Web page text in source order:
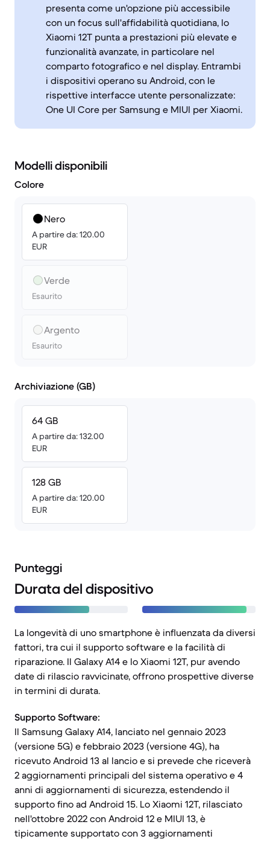
presenta come un'opzione più accessibile
con un focus sull'affidabilità quotidiana, lo
Xiaomi 12T punta a prestazioni più elevate e
funzionalità avanzate, in particolare nel
comparto fotografico e nel display. Entrambi
i dispositivi operano su Android, con le
rispettive interfacce utente personalizzate:
One UI Core per Samsung e MIUI per Xiaomi.
Modelli disponibili
Colore
Nero
A partire da: 120.00
EUR
Verde
Esaurito
Argento
Esaurito
Archiviazione (GB)
64 GB
A partire da: 132.00
EUR
128 GB
A partire da: 120.00
EUR
Punteggi
Durata del dispositivo
La longevità di uno smartphone è influenzata da diversi
fattori, tra cui il supporto software e la facilità di
riparazione. Il Galaxy A14 e lo Xiaomi 12T, pur avendo
date di rilascio ravvicinate, offrono prospettive diverse
in termini di durata.
Supporto Software:
Il Samsung Galaxy A14, lanciato nel gennaio 2023
(versione 5G) e febbraio 2023 (versione 4G), ha
ricevuto Android 13 al lancio e si prevede che riceverà
2 aggiornamenti principali del sistema operativo e 4
anni di aggiornamenti di sicurezza, estendendo il
supporto fino ad Android 15. Lo Xiaomi 12T, rilasciato
nell'ottobre 2022 con Android 12 e MIUI 13, è
tipicamente supportato con 3 aggiornamenti